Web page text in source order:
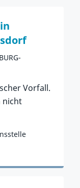
Vorfall.
nicht